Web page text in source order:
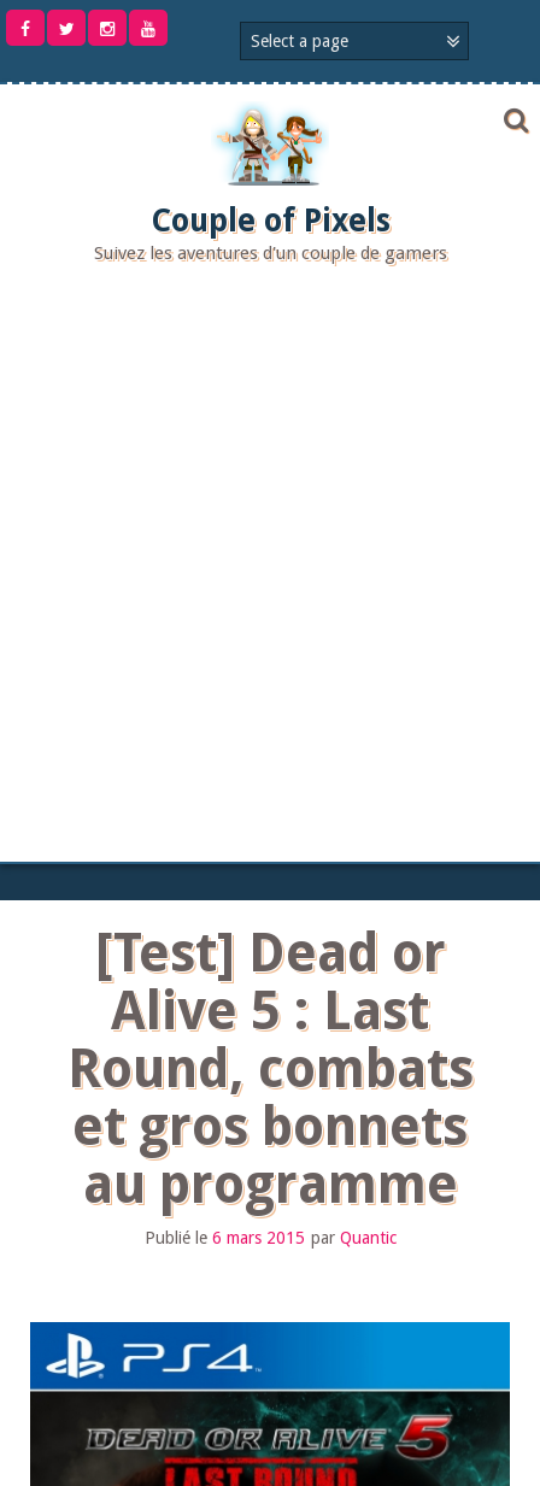
Aller
Couple of Pixels
Suivez les aventures d'un couple de gamers
[Test] Dead or
Alive 5 : Last
Round, combats
et gros bonnets
au programme
Publié le 6 mars 2015 par Quantic